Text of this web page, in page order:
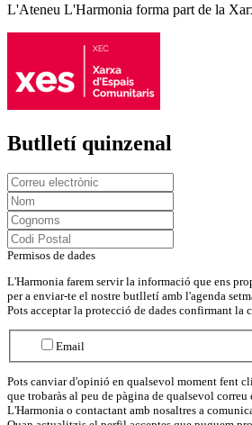
L'Ateneu L'Harmonia forma part de la
Butlletí quinzenal
Permisos de dades
L'Harmonia farem servir la informació que ens
per a enviar-te el nostre butlletí amb l'agenda
Pots acceptar la protecció de dades confirmant la
Email
Pots canviar d'opinió en qualsevol moment fent
que trobaràs al peu de pàgina de qualsevol
L'Harmonia o contactant amb nosaltres a